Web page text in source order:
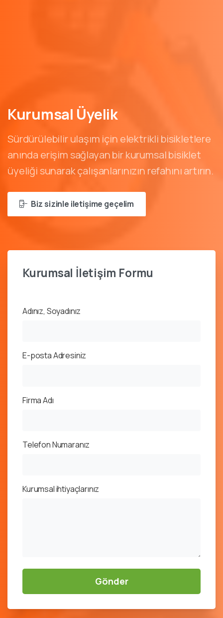
Kurumsal Üyelik
Sürdürülebilir ulaşım için elektrikli bisikletlere
anında erişim sağlayan bir kurumsal bisiklet
üyeliği sunarak çalışanlarınızın refahını artırın.
Biz sizinle iletişime geçelim
Kurumsal İletişim Formu
Adınız, Soyadınız
E-posta Adresiniz
Firma Adı
Telefon Numaranız
Kurumsal ihtiyaçlarınız